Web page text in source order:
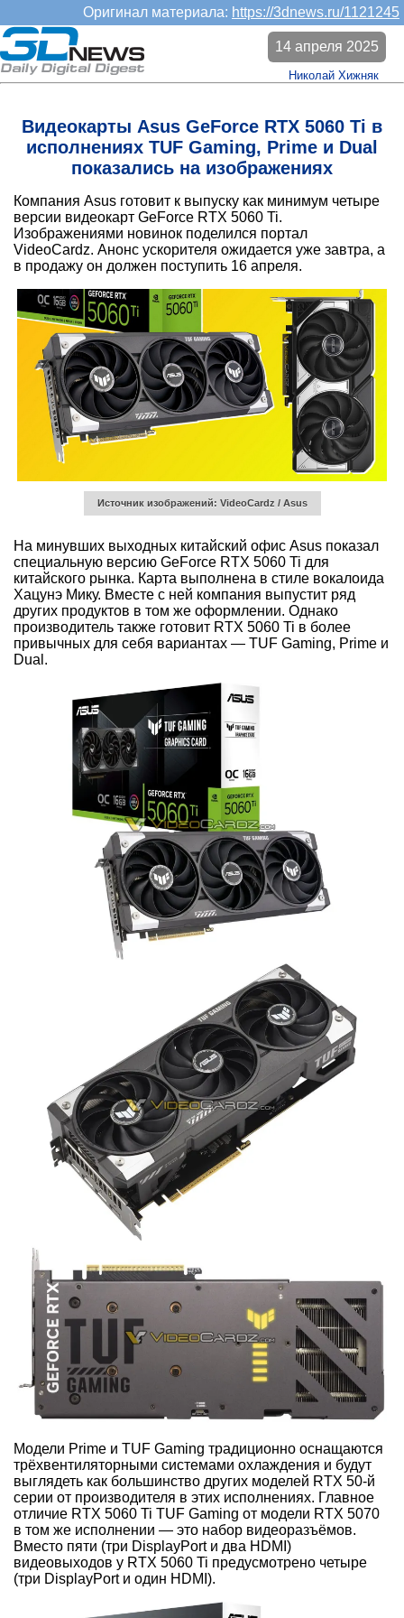
Оригинал материала: https://3dnews.ru/1121245
Видеокарты Asus GeForce RTX 5060 Ti в
исполнениях TUF Gaming, Prime и Dual
показались на изображениях
14 апреля 2025
Николай Хижняк
Компания Asus готовит к выпуску как минимум четыре
версии видеокарт GeForce RTX 5060 Ti.
Изображениями новинок поделился портал
VideoCardz. Анонс ускорителя ожидается уже завтра, а
в продажу он должен поступить 16 апреля.
Источник изображений: VideoCardz / Asus
На минувших выходных китайский офис Asus показал
специальную версию GeForce RTX 5060 Ti для
китайского рынка. Карта выполнена в стиле вокалоида
Хацунэ Мику. Вместе с ней компания выпустит ряд
других продуктов в том же оформлении. Однако
производитель также готовит RTX 5060 Ti в более
привычных для себя вариантах — TUF Gaming, Prime и
Dual.
Модели Prime и TUF Gaming традиционно оснащаются
трёхвентиляторными системами охлаждения и будут
выглядеть как большинство других моделей RTX 50-й
серии от производителя в этих исполнениях. Главное
отличие RTX 5060 Ti TUF Gaming от модели RTX 5070
в том же исполнении — это набор видеоразъёмов.
Вместо пяти (три DisplayPort и два HDMI)
видеовыходов у RTX 5060 Ti предусмотрено четыре
(три DisplayPort и один HDMI).